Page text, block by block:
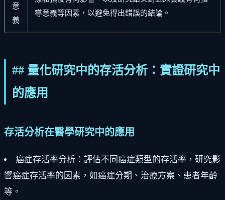
意
義
導意義等因素，以避免得出錯誤的結論。
## 量化研究中的存活分析：實證研究中
的應用
存活分析在醫學研究中的應用
癌症存活率分析：評估不同癌症類型的存活率，研究影
響癌症存活率的因素，如癌症分期、治療方案、患者年齡
等。